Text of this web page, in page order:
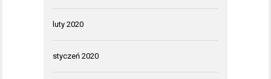
luty 2020
styczeń 2020